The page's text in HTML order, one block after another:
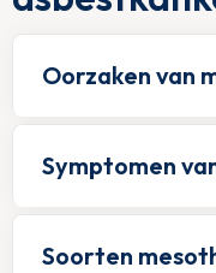
Oorzaken van
Symptomen
Soorten